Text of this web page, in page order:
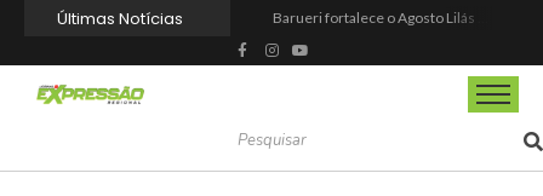
Últimas Notícias
Prefeitura inaugura Espaço Motoboy na Aldeia da Serra e amplia rede de apoio à categoria
Campeonato Municipal de Futebol de Campo 2026 abre inscrições para equipes de Mairinque
CIOESTE promove encontro para fortalecer liderança feminina, conexões e transformação social